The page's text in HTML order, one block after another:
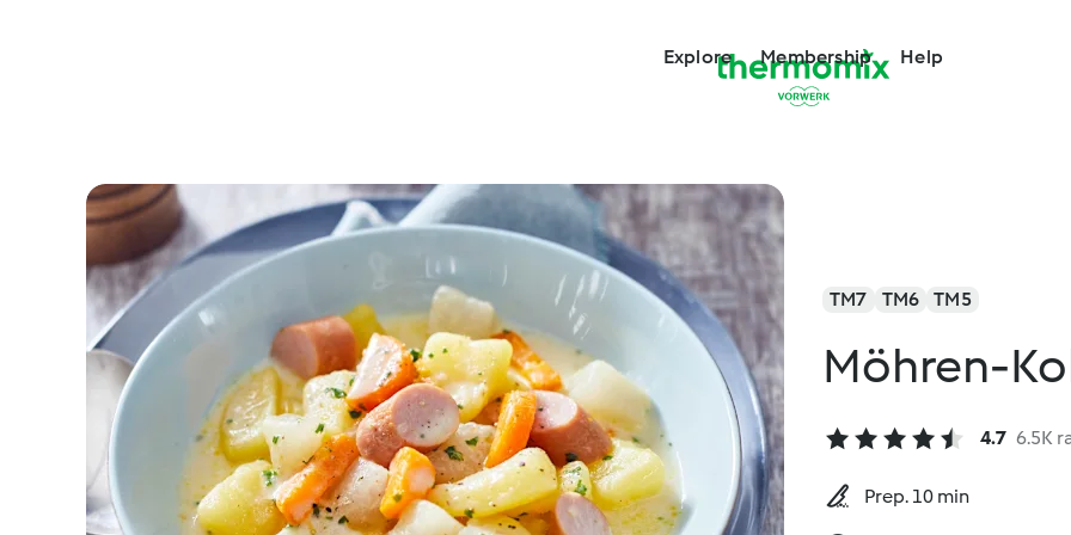
Explore Membership Help
TM7 TM6 TM5
Möhren-
4.7 6.5K
Prep. 10 min